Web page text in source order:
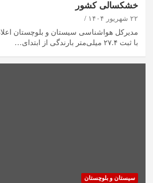
خشکسالی کشور
۲۲ شهریور ۱۴۰۴
مدیرکل هواشناسی سیستان و بلوچستان
با ثبت ۲۷.۴ میلی‌متر بارندگی از ابتدای…
سیستان و بلوچستان